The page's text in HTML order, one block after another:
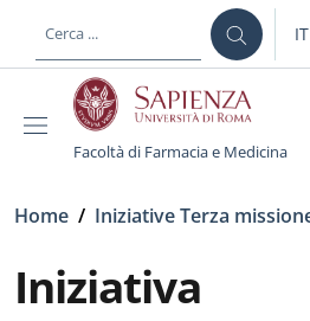
al contenuto principale
IT
Facoltà di Farmacia e Medicina
Briciole di pane
Home / Iniziative Terza
Iniziativa